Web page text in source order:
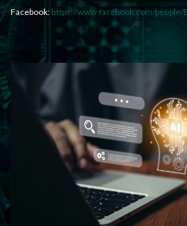
Facebook: https://www.facebook.com/